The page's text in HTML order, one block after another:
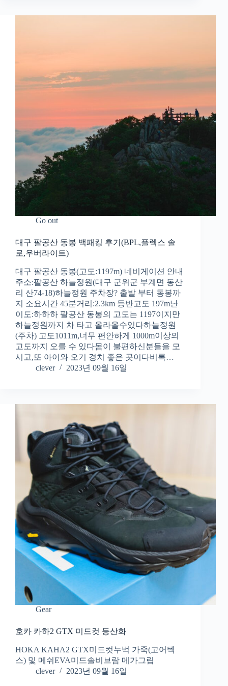
Go out
대구 팔공산 동봉 백패킹 후기(BPL,플렉스 솔
로,우버라이트)
대구 팔공산 동봉(고도:1197m) 네비게이션 안내
주소:팔공산 하늘정원(대구 군위군 부계면 동산
리 산74-18)하늘정원 주차장? 출발 부터 동봉까
지 소요시간 45분거리:2.3km 등반고도 197m난
이도:하하하 팔공산 동봉의 고도는 1197이지만
하늘정원까지 차 타고 올라올수있다하늘정원
(주차) 고도1011m,너무 편안하게 1000m이상의
고도까지 오를 수 있다몸이 불편하신분들을 모
시고,또 아이와 오기 경치 좋은 곳이다비록…
clever
2023년 09월 16일
Gear
호카 카하2 GTX 미드컷 등산화
HOKA KAHA2 GTX미드컷누벅 가죽(고어텍
스) 및 메쉬EVA미드솔비브람 메가그립
clever
2023년 09월 16일